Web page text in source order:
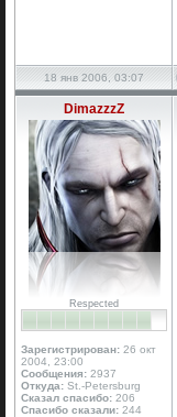
18 янв 2006, 03:07
DimazzzZ
Respected
Зарегистрирован: 26 окт
2004, 23:00
Сообщения: 2937
Откуда: St.-Petersburg
Сказал спасибо: 206
Спасибо сказали: 244